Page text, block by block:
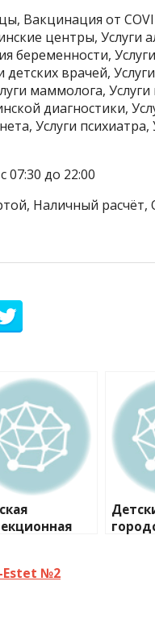
Вакцинация от
центры, Услуги
беременности,
детских врачей,
маммолога,
диагностики,
Услуги
до 22:00
Наличный расчёт,
№2
Estet №2